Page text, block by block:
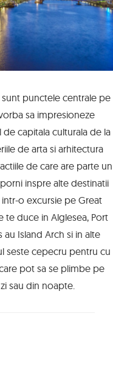
punctele centrale pe
sa impresioneze
capitala culturala de la
de arta si arhitectura
de care are parte un
inspre alte destinatii
o excursie pe Great
te duce in Alglesea, Port
Island Arch si in alte
seste cepecru pentru cu
pot sa se plimbe pe
sau din noapte.